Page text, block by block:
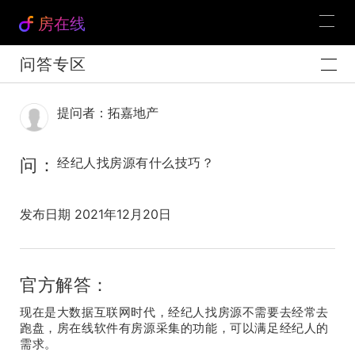
房在线
问答专区
提问者：拓嘉地产
问： 经纪人找房源有什么技巧？
发布日期 2021年12月20日
官方解答：
现在是大数据互联网时代，经纪人找房源不需要去经常去
跑盘，房在线软件有房源采集的功能，可以满足经纪人的
需求。